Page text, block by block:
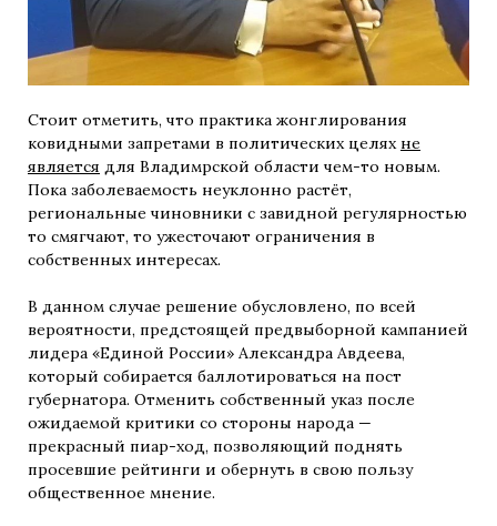
Стоит отметить, что практика жонглирования
ковидными запретами в политических целях не
является для Владимрской области чем-то новым.
Пока заболеваемость неуклонно растёт,
региональные чиновники с завидной регулярностью
то смягчают, то ужесточают ограничения в
собственных интересах.
В данном случае решение обусловлено, по всей
вероятности, предстоящей предвыборной кампанией
лидера «Единой России» Александра Авдеева,
который собирается баллотироваться на пост
губернатора. Отменить собственный указ после
ожидаемой критики со стороны народа —
прекрасный пиар-ход, позволяющий поднять
просевшие рейтинги и обернуть в свою пользу
общественное мнение.